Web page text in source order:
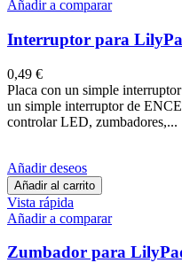
Añadir a comparar
Interruptor para
0,49 €
Placa con un simple
un simple interruptor de
controlar LED, zumbadores,...
Añadir deseos
Añadir al carrito
Vista rápida
Añadir a comparar
Zumbador para